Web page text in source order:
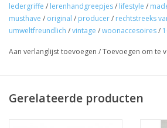
werk.
1. Meet de afstand tussen de gaatjes in
2. Tel er 3 centimeter bij op (dit doet u
LET OP DIT IS MAATWERK EN VALT
ledergriffe / lerenhandgreepjes/ lifestyle /
musthave / original / producer/ rechtstreeks
umweltfreundlich /vintage /woonaccesoires/
Aan verlanglijst toevoegen /Toevoegen om te
Gerelateerde producten